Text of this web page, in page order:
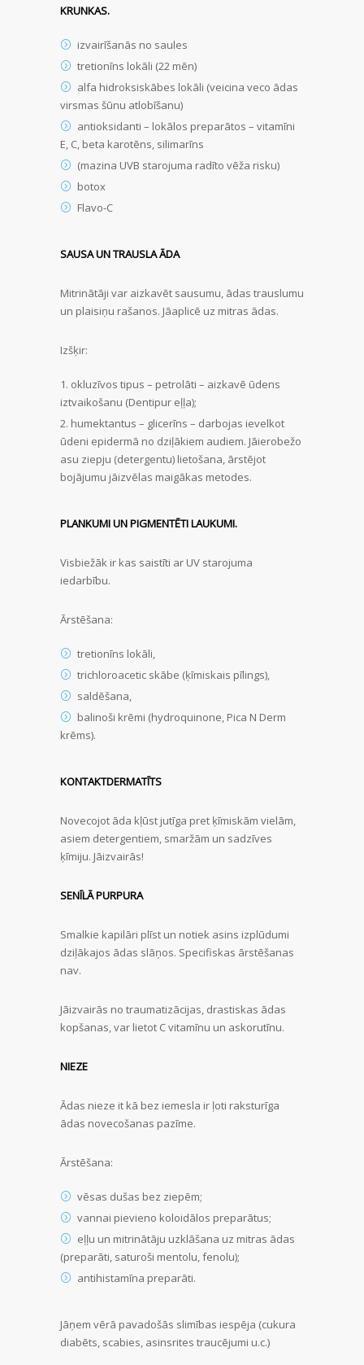
KRUNKAS.
izvairīšanās no saules
tretionīns lokāli (22 mēn)
alfa hidroksiskābes lokāli (veicina veco ādas
virsmas šūnu atlobīšanu)
antioksidanti – lokālos preparātos – vitamīni
E, C, beta karotēns, silimarīns
(mazina UVB starojuma radīto vēža risku)
botox
Flavo-C
SAUSA UN TRAUSLA ĀDA
Mitrinātāji var aizkavēt sausumu, ādas trauslumu
un plaisiņu rašanos. Jāaplicē uz mitras ādas.
Izšķir:
okluzīvos tipus – petrolāti – aizkavē ūdens
iztvaikošanu (Dentipur eļļa);
humektantus – glicerīns – darbojas ievelkot
ūdeni epidermā no dziļākiem audiem. Jāierobežo
asu ziepju (detergentu) lietošana, ārstējot
bojājumu jāizvēlas maigākas metodes.
PLANKUMI UN PIGMENTĒTI LAUKUMI.
Visbiežāk ir kas saistīti ar UV starojuma
iedarbību.
Ārstēšana:
tretionīns lokāli,
trichloroacetic skābe (ķīmiskais pīlings),
saldēšana,
balinoši krēmi (hydroquinone, Pica N Derm
krēms).
KONTAKTDERMATĪTS
Novecojot āda kļūst jutīga pret ķīmiskām vielām,
asiem detergentiem, smaržām un sadzīves
ķīmiju. Jāizvairās!
SENĪLĀ PURPURA
Smalkie kapilāri plīst un notiek asins izplūdumi
dziļākajos ādas slāņos. Specifiskas ārstēšanas
nav.
Jāizvairās no traumatizācijas, drastiskas ādas
kopšanas, var lietot C vitamīnu un askorutīnu.
NIEZE
Ādas nieze it kā bez iemesla ir ļoti raksturīga
ādas novecošanas pazīme.
Ārstēšana:
vēsas dušas bez ziepēm;
vannai pievieno koloidālos preparātus;
eļļu un mitrinātāju uzklāšana uz mitras ādas
(preparāti, saturoši mentolu, fenolu);
antihistamīna preparāti.
Jāņem vērā pavadošās slimības iespēja (cukura
diabēts, scabies, asinsrites traucējumi u.c.)